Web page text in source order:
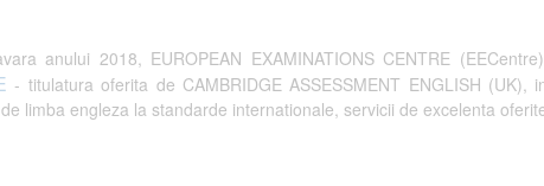
anului 2018, EUROPEAN EXAMINATIONS CENTRE
- titulatura oferita de CAMBRIDGE ASSESSMENT ENGLISH
limba engleza la standarde internationale, servicii de excelenta